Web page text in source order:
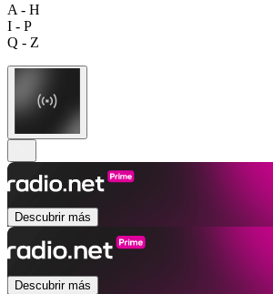
A - H
I - P
Q - Z
Descubrir más
Descubrir más